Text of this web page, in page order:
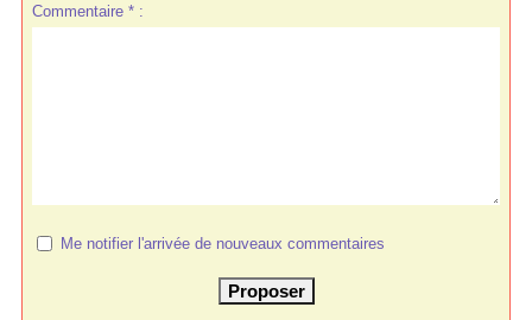
Commentaire * :
Me notifier l'arrivée de nouveaux commentaires